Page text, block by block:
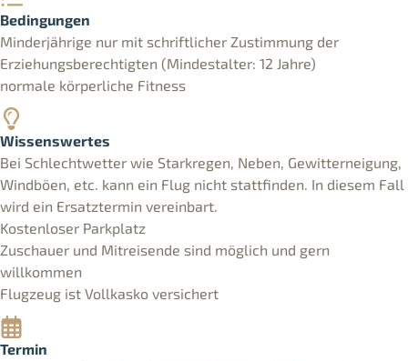
Bedingungen
Minderjährige nur mit schriftlicher Zustimmung der
Erziehungsberechtigten (Mindestalter: 12 Jahre)
normale körperliche Fitness
Wissenswertes
Bei Schlechtwetter wie Starkregen, Neben, Gewitterneigung,
Windböen, etc. kann ein Flug nicht stattfinden. In diesem Fall
wird ein Ersatztermin vereinbart.
Kostenloser Parkplatz
Zuschauer und Mitreisende sind möglich und gern
willkommen
Flugzeug ist Vollkasko versichert
Termin